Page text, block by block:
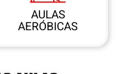
AULAS
AERÓBICAS